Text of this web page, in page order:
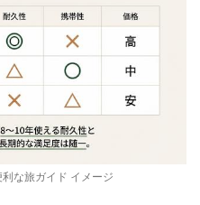
な旅ガイド イメージ